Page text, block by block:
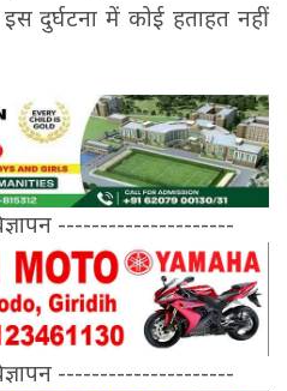
दुर्घटना में कोई हताहत नहीं
---------------------
---------------------